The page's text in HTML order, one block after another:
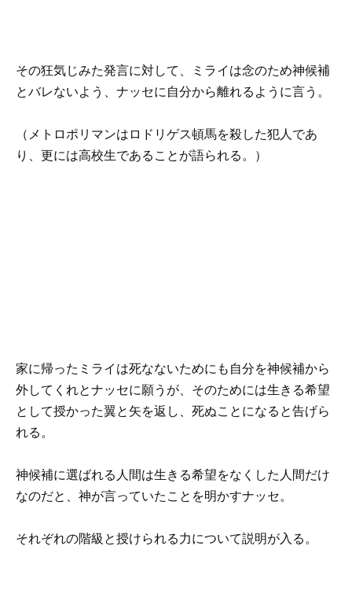
その狂気じみた発言に対して、ミライは念のため神候補
とバレないよう、ナッセに自分から離れるように言う。
（メトロポリマンはロドリゲス頓馬を殺した犯人であ
り、更には高校生であることが語られる。）
家に帰ったミライは死なないためにも自分を神候補から
外してくれとナッセに願うが、そのためには生きる希望
として授かった翼と矢を返し、死ぬことになると告げら
れる。
神候補に選ばれる人間は生きる希望をなくした人間だけ
なのだと、神が言っていたことを明かすナッセ。
それぞれの階級と授けられる力について説明が入る。